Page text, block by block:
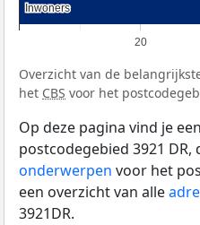
20
Inwoners
Inwoners
Overzicht van de
het CBS voor het
Op deze pagina vind je een
postcodegebied 3921
onderwerpen voor het
een overzicht van alle
3921DR.